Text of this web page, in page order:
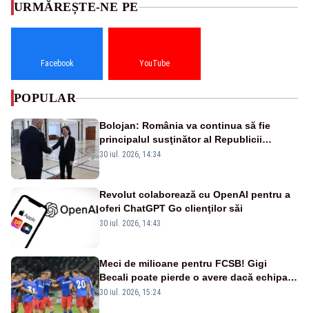
URMĂREȘTE-NE PE
Facebook YouTube
POPULAR
Bolojan: România va continua să fie
principalul susţinător al Republicii
Moldova la nivelul Uniunii Europene
30 iul. 2026, 14:34
Revolut colaborează cu OpenAI pentru a
oferi ChatGPT Go clienţilor săi
30 iul. 2026, 14:43
Meci de milioane pentru FCSB! Gigi
Becali poate pierde o avere dacă echipa
este eliminată de FK Auda
30 iul. 2026, 15:24